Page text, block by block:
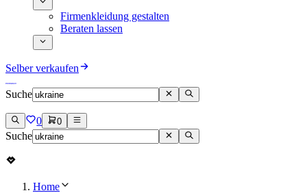
Firmenkleidung gestalten
Beraten lassen
Selber verkaufen
Suche
0 0
Suche
Home